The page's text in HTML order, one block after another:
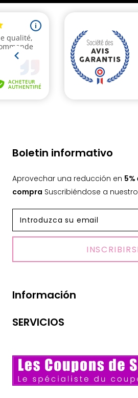
Información
SERVICIOS
Boletin informativo
Aprovechar una reducción en
compra Suscribiéndose a